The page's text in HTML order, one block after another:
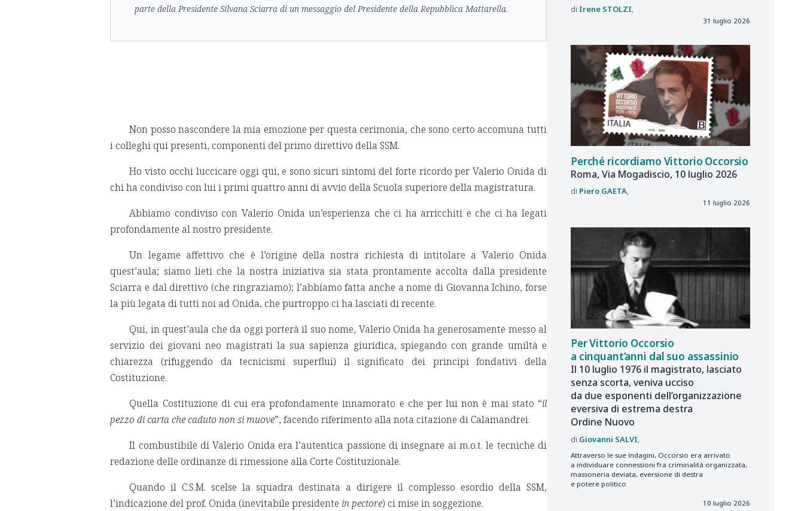
parte della Presidente Silvana Sciarra di un messaggio del Presidente della Repubblica Mattarella.
Non posso nascondere la mia emozione per questa cerimonia, che sono certo accomuna tutti
i colleghi qui presenti, componenti del primo direttivo della SSM.
Ho visto occhi luccicare oggi qui, e sono sicuri sintomi del forte ricordo per Valerio Onida di
chi ha condiviso con lui i primi quattro anni di avvio della Scuola superiore della magistratura.
Abbiamo condiviso con Valerio Onida un’esperienza che ci ha arricchiti e che ci ha legati
profondamente al nostro presidente.
Un legame affettivo che è l’origine della nostra richiesta di intitolare a Valerio Onida
quest’aula; siamo lieti che la nostra iniziativa sia stata prontamente accolta dalla presidente
Sciarra e dal direttivo (che ringraziamo); l’abbiamo fatta anche a nome di Giovanna Ichino, forse
la più legata di tutti noi ad Onida, che purtroppo ci ha lasciati di recente.
Qui, in quest’aula che da oggi porterà il suo nome, Valerio Onida ha generosamente messo al
servizio dei giovani neo magistrati la sua sapienza giuridica, spiegando con grande umiltà e
chiarezza (rifuggendo da tecnicismi superflui) il significato dei principi fondativi della
Costituzione.
Quella Costituzione di cui era profondamente innamorato e che per lui non è mai stato “il
pezzo di carta che caduto non si muove”, facendo riferimento alla nota citazione di Calamandrei.
Il combustibile di Valerio Onida era l’autentica passione di insegnare ai m.o.t. le tecniche di
redazione delle ordinanze di rimessione alla Corte Costituzionale.
Quando il C.S.M. scelse la squadra destinata a dirigere il complesso esordio della SSM,
l’indicazione del prof. Onida (inevitabile presidente in pectore) ci mise in soggezione.
Irene STOLZI
31 luglio 2026
Perché ricordiamo Vittorio Occorsio
Roma, Via Mogadiscio, 10 luglio 2026
Piero GAETA
11 luglio 2026
Per Vittorio Occorsio
a cinquant’anni dal suo assassinio
Il 10 luglio 1976 il magistrato, lasciato
senza scorta, veniva ucciso
da due esponenti dell’organizzazione
eversiva di estrema destra
Ordine Nuovo
Giovanni SALVI
Attraverso le sue indagini, Occorsio era arrivato
a individuare connessioni fra criminalità organizzata,
massoneria deviata, eversione di destra
e potere politico
10 luglio 2026